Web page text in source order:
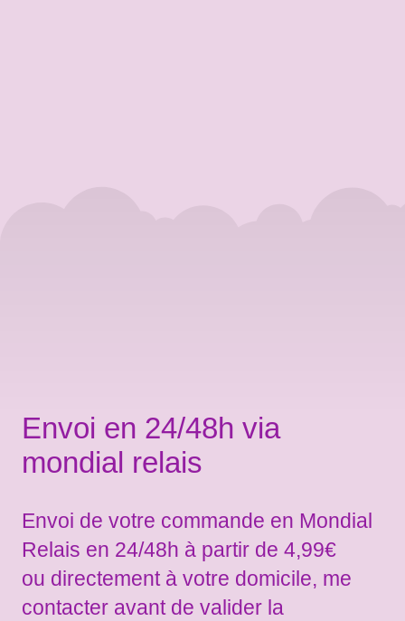
Envoi en 24/48h via
mondial relais
Envoi de votre commande en Mondial
Relais en 24/48h à partir de 4,99€
ou directement à votre domicile, me
contacter avant de valider la